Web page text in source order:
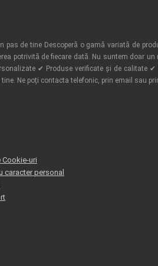
pas de tine Descoperă o gamă variată de
potrivită de fiecare dată. Nu suntem doar
✔ Produse verificate și de calitate
Ne poți contacta telefonic, prin email sau
Cookie-uri
caracter personal